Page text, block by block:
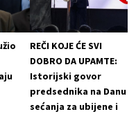
REČI KOJE ĆE SVI
DOBRO DA UPAMTE:
Istorijski govor
predsednika na Danu
sećanja za ubijene i